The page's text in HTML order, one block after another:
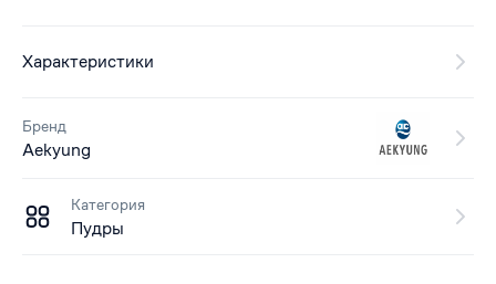
Характеристики
Бренд
Aekyung
Категория
Пудры